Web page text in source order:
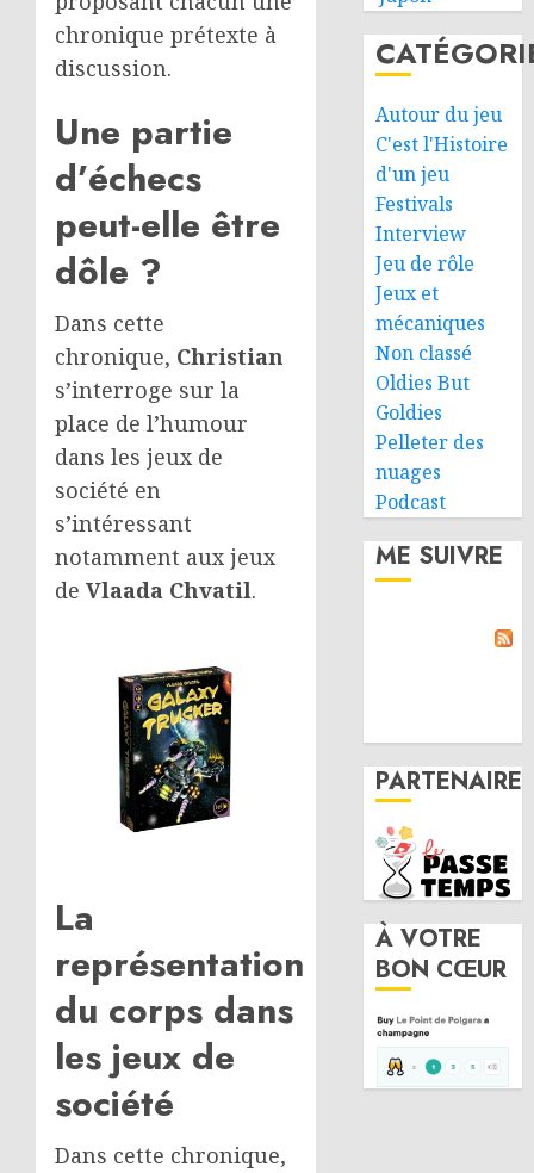
chronique prétexte à
discussion.
Une partie
d’échecs
peut-elle être
dôle ?
Dans cette
chronique, Christian
s’interroge sur la
place de l’humour
dans les jeux de
société en
s’intéressant
notamment aux jeux
de Vlaada Chvatil.
La
représentation
du corps dans
les jeux de
société
Dans cette chronique,
Autour du jeu
C'est l'Histoire
d'un jeu
Festivals
Interview
Jeu de rôle
Jeux et
mécaniques
Non classé
Oldies But
Goldies
Pelleter des
nuages
Podcast
ME SUIVRE
PARTENAIRE
À VOTRE
BON CŒUR